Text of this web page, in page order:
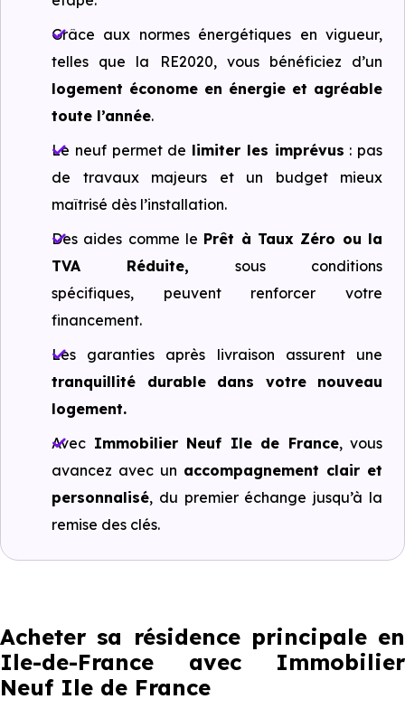
Grâce aux normes énergétiques en vigueur,
telles que la RE2020, vous bénéficiez d’un
logement économe en énergie et agréable
toute l’année.
Le neuf permet de limiter les imprévus : pas
de travaux majeurs et un budget mieux
maîtrisé dès l’installation.
Des aides comme le Prêt à Taux Zéro ou la
TVA Réduite, sous conditions
spécifiques, peuvent renforcer votre
financement.
Les garanties après livraison assurent une
tranquillité durable dans votre nouveau
logement.
Avec Immobilier Neuf Ile de France, vous
avancez avec un accompagnement clair et
personnalisé, du premier échange jusqu’à la
remise des clés.
Acheter sa résidence principale en
Ile-de-France avec Immobilier
Neuf Ile de France